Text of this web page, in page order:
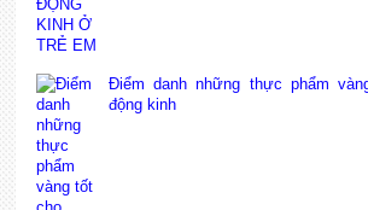
Điểm danh những thực phẩm
động kinh